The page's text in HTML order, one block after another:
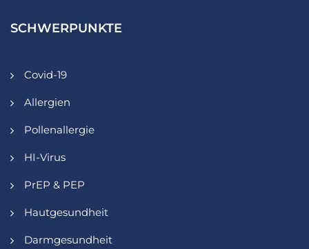
SCHWERPUNKTE
Covid-19
Allergien
Pollenallergie
HI-Virus
PrEP & PEP
Hautgesundheit
Darmgesundheit